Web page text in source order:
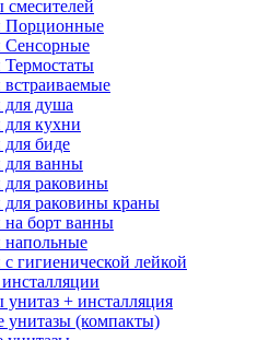
Порционные
Сенсорные
для душа
кухни
биде
для ванны
раковины
для раковины краны
на борт ванны
напольные
гигиенической лейкой
+ инсталляция
унитазы (компакты)